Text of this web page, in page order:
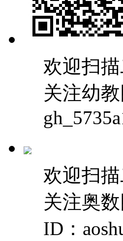
欢迎扫
关注幼
欢迎扫
关注奥
ID：